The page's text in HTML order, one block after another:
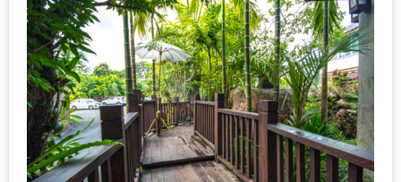
บ้าน
มากมาย
MAPS
MY
ACCOUNT